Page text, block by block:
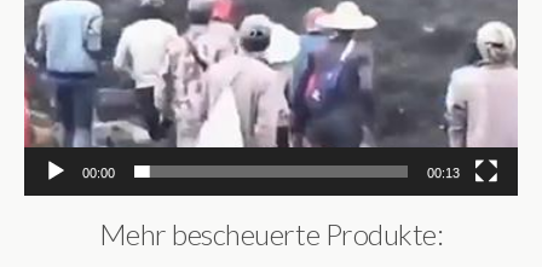
00:00 00:13
Mehr bescheuerte Produkte: